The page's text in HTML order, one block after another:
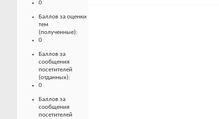
0
Баллов за оценки
тем
(полученные):
0
Баллов за
сообщения
посетителей
(отданных):
0
Баллов за
сообщения
посетителей